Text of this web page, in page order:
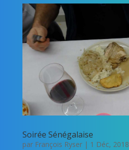
Soirée Sénégalaise
par François Ryser| 1 Déc, 2018